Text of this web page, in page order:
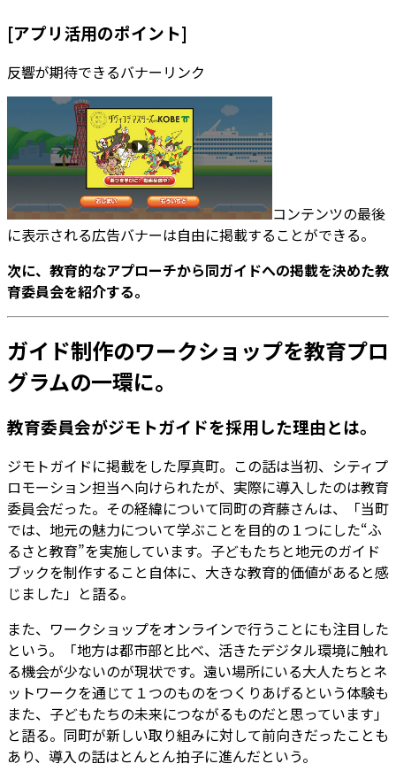
[アプリ活用のポイント]
反響が期待できるバナーリンク
コンテンツの最後
に表示される広告バナーは自由に掲載することができる。
次に、教育的なアプローチから同ガイドへの掲載を決めた教
育委員会を紹介する。
ガイド制作のワークショップを教育プロ
グラムの一環に。
教育委員会がジモトガイドを採用した理由とは。
ジモトガイドに掲載をした厚真町。この話は当初、シティプ
ロモーション担当へ向けられたが、実際に導入したのは教育
委員会だった。その経緯について同町の斉藤さんは、「当町
では、地元の魅力について学ぶことを目的の１つにした“ふ
るさと教育”を実施しています。子どもたちと地元のガイド
ブックを制作すること自体に、大きな教育的価値があると感
じました」と語る。
また、ワークショップをオンラインで行うことにも注目した
という。「地方は都市部と比べ、活きたデジタル環境に触れ
る機会が少ないのが現状です。遠い場所にいる大人たちとネ
ットワークを通じて１つのものをつくりあげるという体験も
また、子どもたちの未来につながるものだと思っています」
と語る。同町が新しい取り組みに対して前向きだったことも
あり、導入の話はとんとん拍子に進んだという。